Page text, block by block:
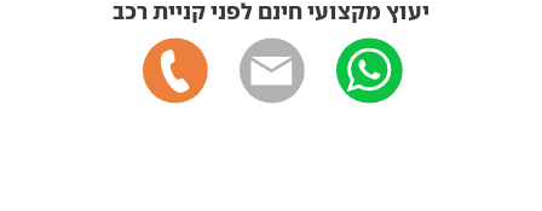
יעוץ מקצועי חינם לפני קניית רכב